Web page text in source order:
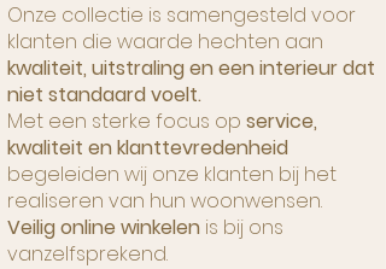
Onze collectie is samengesteld voor
klanten die waarde hechten aan
kwaliteit, uitstraling en een interieur dat
niet standaard voelt.
Met een sterke focus op service,
kwaliteit en klanttevredenheid
begeleiden wij onze klanten bij het
realiseren van hun woonwensen.
Veilig online winkelen is bij ons
vanzelfsprekend.